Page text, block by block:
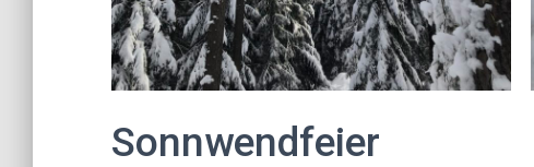
Sonnwendfeier